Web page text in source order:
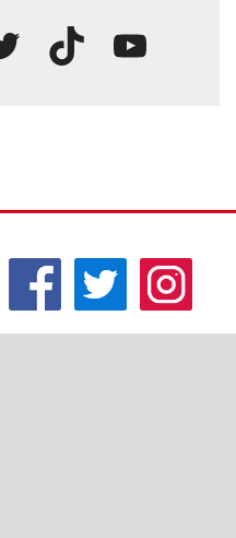
TwitterTikTok